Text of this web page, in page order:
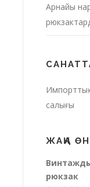
Арнайы
салығы
ЖАҢА
рюкзак